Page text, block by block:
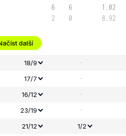
6
2
6
0
1.02
8.92
další
18/9 -
17/7 -
16/12 -
23/19 -
21/12
1/2